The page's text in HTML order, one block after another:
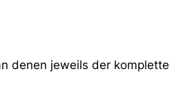
denen jeweils der komplette